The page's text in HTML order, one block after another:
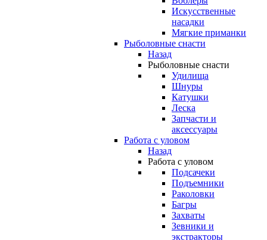
Искусственные
насадки
Мягкие приманки
Рыболовные снасти
Назад
Рыболовные снасти
Удилища
Шнуры
Катушки
Леска
Запчасти и
аксессуары
Работа с уловом
Назад
Работа с уловом
Подсачеки
Подъемники
Раколовки
Багры
Захваты
Зевники и
экстракторы